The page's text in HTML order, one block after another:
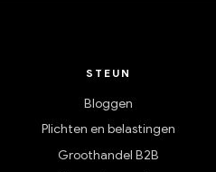
STEUN
Bloggen
Plichten en belastingen
Groothandel B2B